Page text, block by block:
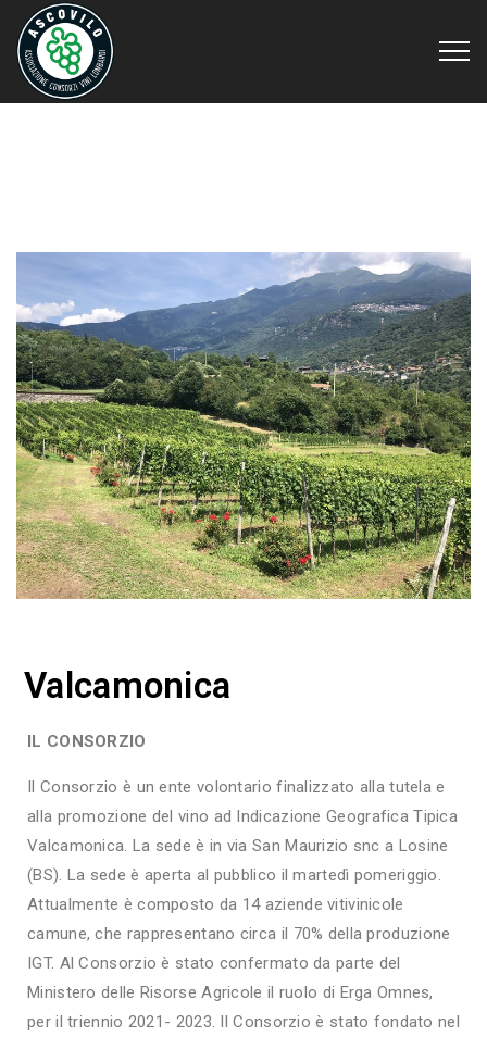
Valcamonica
IL CONSORZIO
Il Consorzio è un ente volontario finalizzato alla tutela e
alla promozione del vino ad Indicazione Geografica Tipica
Valcamonica. La sede è in via San Maurizio snc a Losine
(BS). La sede è aperta al pubblico il martedì pomeriggio.
Attualmente è composto da 14 aziende vitivinicole
camune, che rappresentano circa il 70% della produzione
IGT. Al Consorzio è stato confermato da parte del
Ministero delle Risorse Agricole il ruolo di Erga Omnes,
per il triennio 2021- 2023. Il Consorzio è stato fondato nel